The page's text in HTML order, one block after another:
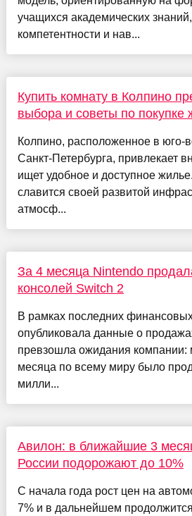
учащихся академических
компетентности и нав...
Купить комнату в Колпино
выбора и советы по
Колпино, расположенное в юго-
Санкт-Петербурга, привлекает
ищет удобное и доступное
славится своей развитой
атмосф...
За 4 месяца Nintendo
консолей Switch 2
В рамках последних
опубликовала данные о
превзошла ожидания компании:
месяца по всему миру было
милли...
Авилон: в ближайшие 3
России подорожают до 10%
С начала года рост цен на
7% и в дальнейшем